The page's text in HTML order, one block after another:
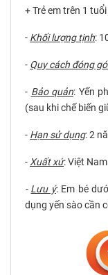
+ Trẻ em trên 1
- Khối lượng tịnh:
- Quy cách đóng
- Bảo quản: Yến
(sau khi chế biến
- Hạn sử dụng:2
- Xuất xứ:Việt
- Lưu ý: Em bé
dụng yến sào cần